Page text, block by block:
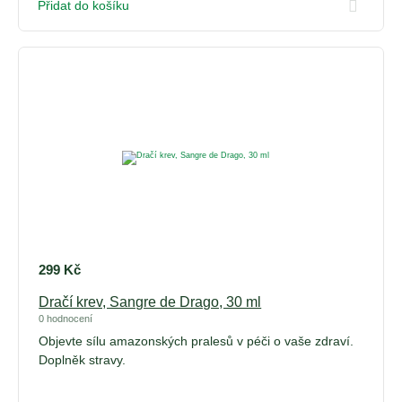
Přidat do košíku
299 Kč
Dračí krev, Sangre de Drago, 30 ml
0 hodnocení
Objevte sílu amazonských pralesů v péči o vaše zdraví.
Doplněk stravy.